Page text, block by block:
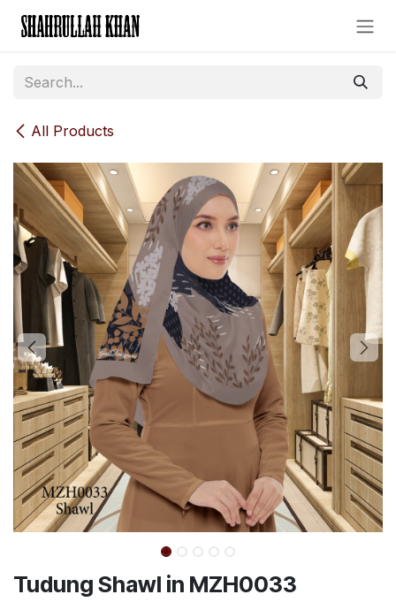
All Products
Tudung Shawl in MZH0033